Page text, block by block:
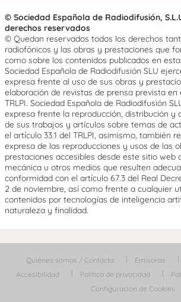
© Sociedad Española de Radiodifusión,
derechos reservados
© Quedan reservados todos los derechos
radiofónicos y las obras y prestaciones que
como sobre los contenidos publicados en
Sociedad Española de Radiodifusión SLU
expresa frente al uso de sus obras y
elaboración de revistas de prensa prevista en
TRLPI. Sociedad Española de Radiodifusión
expresa frente la reproducción, distribución y
de sus trabajos y artículos sobre temas de
el artículo 33.1 del TRLPI, asimismo, también
expresa de las reproducciones y usos de las
prestaciones accesibles desde este sitio web
mecánica u otros medios que resulten
conformidad con el artículo 67.3 del Real
2 de noviembre, así como frente a cualquier
contenidos por tecnologías de inteligencia
naturaleza y finalidad.
Quiénes somos / Contacta Emisoras
Accesibilidad
Política de privacidad
Configuración de Cookies